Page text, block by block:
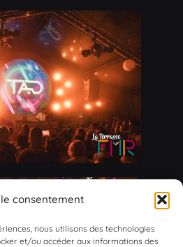
consentement
nous utilisons des technologies
et/ou accéder aux informations des